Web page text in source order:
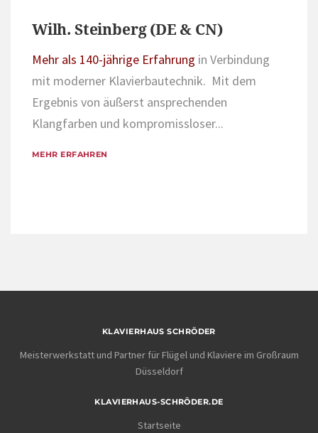
Wilh. Steinberg (DE & CN)
Mehr als 140-jährige Erfahrung in Verbindung
mit moderner Klavierbautechnik. Mit dem
Ergebnis von äußerst ansprechenden
Klangfarben und kompromissloser...
MEHR ERFAHREN
KLAVIERHAUS SCHRÖDER
Meisterwerkstatt und Partner für Flügel und Klaviere im Großraum
Düsseldorf
KLAVIERHAUS-SCHRÖDER.DE
Startseite